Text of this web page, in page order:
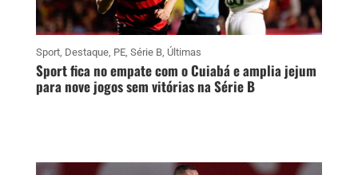
Sport, Destaque, PE, Série B, Últimas
Sport fica no empate com o Cuiabá e amplia jejum
para nove jogos sem vitórias na Série B